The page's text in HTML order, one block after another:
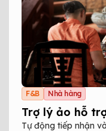
F&B Nhà hàng
Trợ lý ảo hỗ
Tự động tiếp nhận